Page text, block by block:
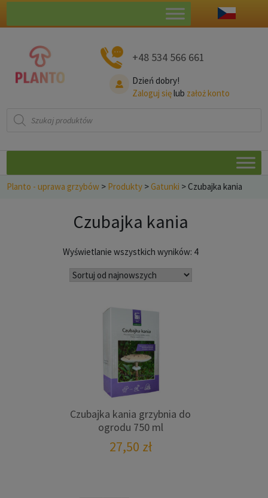
+48 534 566 661
Dzień dobry!
Zaloguj sięlub założ konto
Wyszukiwarka
produktów
Planto - uprawa grzybów > Produkty >Gatunki > Czubajka kania
Czubajka kania
Wyświetlanie wszystkich wyników: 4Posortowane
Czubajka kania grzybnia do
ogrodu 750 ml
27,50 zł